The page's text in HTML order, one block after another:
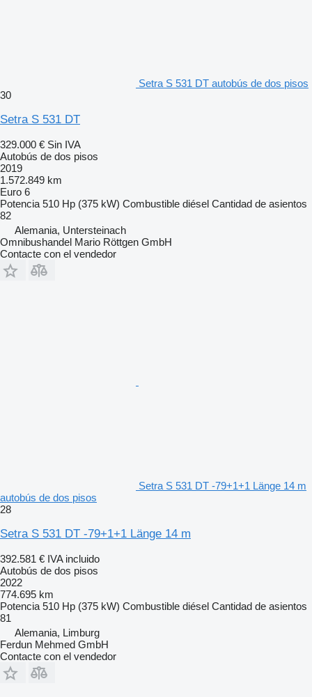
Setra S 531 DT autobús de dos pisos
30
Setra S 531 DT
329.000 € Sin IVA
Autobús de dos pisos
2019
1.572.849 km
Euro 6
Potencia 510 Hp (375 kW) Combustible diésel Cantidad de asientos
82
Alemania, Untersteinach
Omnibushandel Mario Röttgen GmbH
Contacte con el vendedor
Setra S 531 DT -79+1+1 Länge 14 m
autobús de dos pisos
28
Setra S 531 DT -79+1+1 Länge 14 m
392.581 € IVA incluido
Autobús de dos pisos
2022
774.695 km
Potencia 510 Hp (375 kW) Combustible diésel Cantidad de asientos
81
Alemania, Limburg
Ferdun Mehmed GmbH
Contacte con el vendedor